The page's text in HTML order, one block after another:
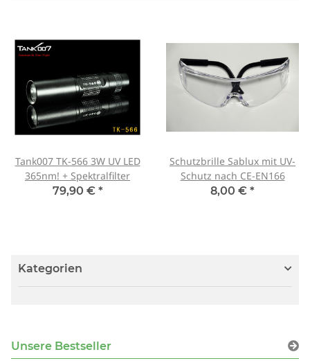
Tank007 TK-566 3W UV LED
365nm! + Spektralfilter
79,90 € *
Schutzbrille Sablux mit UV-
Schutz nach CE-EN166
8,00 € *
Kategorien
Unsere Bestseller